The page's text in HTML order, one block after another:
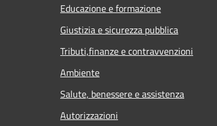
Educazione e formazione
Giustizia e sicurezza pubblica
Tributi,finanze e contravvenzioni
Ambiente
Salute, benessere e assistenza
Autorizzazioni